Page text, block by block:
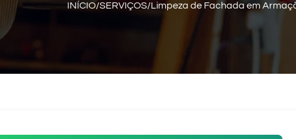
INÍCIO/SERVIÇOS/Limpeza de Fachada em